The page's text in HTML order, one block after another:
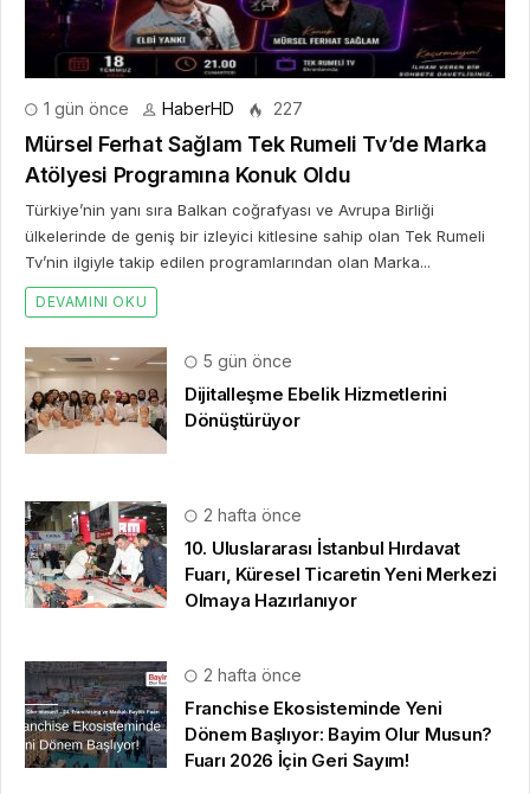
1 gün önce HaberHD 227
Mürsel Ferhat Sağlam Tek Rumeli Tv’de Marka
Atölyesi Programına Konuk Oldu
Türkiye’nin yanı sıra Balkan coğrafyası ve Avrupa Birliği
ülkelerinde de geniş bir izleyici kitlesine sahip olan Tek Rumeli
Tv’nin ilgiyle takip edilen programlarından olan Marka...
DEVAMINI OKU
5 gün önce
Dijitalleşme Ebelik Hizmetlerini
Dönüştürüyor
2 hafta önce
10. Uluslararası İstanbul Hırdavat
Fuarı, Küresel Ticaretin Yeni Merkezi
Olmaya Hazırlanıyor
2 hafta önce
Franchise Ekosisteminde Yeni
Dönem Başlıyor: Bayim Olur Musun?
Fuarı 2026 İçin Geri Sayım!